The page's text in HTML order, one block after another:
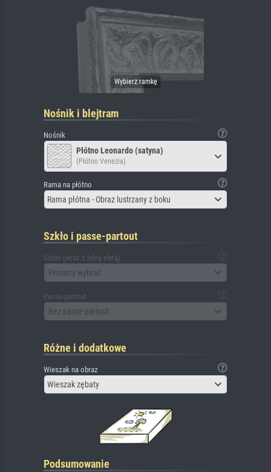
Nośnik i blejtram
Nośnik
Płótno Leonardo (satyna)
(Płótno Venezia)
Rama na płótno
Rama płótna - Obraz lustrzany z boku
Szkło i passe-partout
Szkło (wraz z tylną płytą)
Prosimy wybrać
Passe-partout
Bez passe-partout
Różne i dodatkowe
Wieszak na obraz
Wieszak zębaty
Podsumowanie